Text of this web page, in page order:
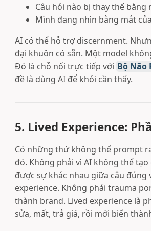
Câu hỏi nào bị thay thế
Mình đang nhìn bằng mắt
AI có thể hỗ trợ discernment.
đại khuôn có sẵn. Một model
Đó là chỗ nối trực tiếp với Bộ Não
đề là dùng AI để khỏi cần thấy.
5. Lived Experience:
Có những thứ không thể prompt
đó. Không phải vì AI không thể
được sự khác nhau giữa câu
experience. Không phải trauma
thành brand. Lived experience là
sửa, mất, trả giá, rồi mới biến